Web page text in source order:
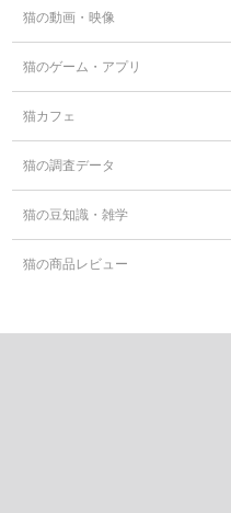
猫の動画・映像
猫のゲーム・アプリ
猫カフェ
猫の調査データ
猫の豆知識・雑学
猫の商品レビュー